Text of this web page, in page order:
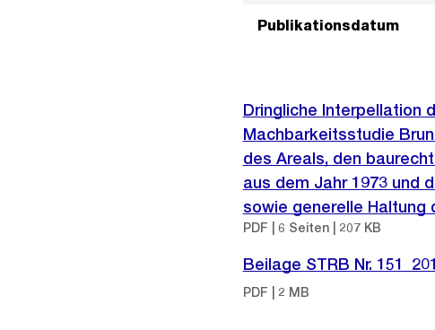
Publikationsdatum
Dringliche Interpellation
Machbarkeitsstudie
des Areals, den
aus dem Jahr 1973 und
sowie generelle
PDF | 6 Seiten | 207 KB
Beilage STRB Nr.
PDF | 2 MB